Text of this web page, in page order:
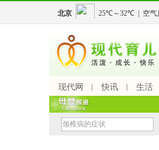
现代网 快讯 生活